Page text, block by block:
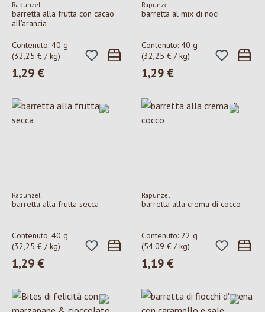
Rapunzel
barretta alla frutta con cacao
all'arancia
Contenuto: 40 g
(32,25 € / kg)
Prezzo normale:
1,29 €
Rapunzel
barretta al mix di noci
Contenuto: 40 g
(32,25 € / kg)
Prezzo normale:
1,29 €
Rapunzel
barretta alla frutta secca
Contenuto: 40 g
(32,25 € / kg)
Prezzo normale:
1,29 €
Rapunzel
barretta alla crema di cocco
Contenuto: 22 g
(54,09 € / kg)
Prezzo normale:
1,19 €